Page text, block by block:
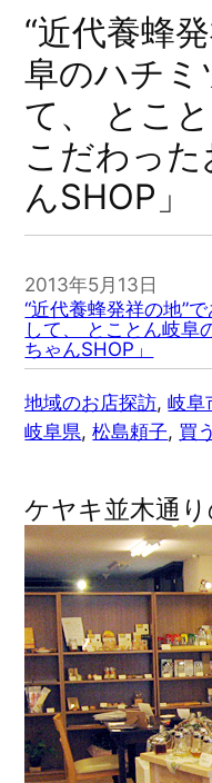
“近代養蜂
阜のハチミ
て、 とこ
こだわっ
んSHOP」
2013年5月13日
“近代養蜂発祥の地”
して、 とことん岐阜
ちゃんSHOP」
地域のお店探訪, 岐阜
岐阜県, 松島頼子, 買う
ケヤキ並木通